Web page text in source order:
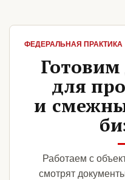
ФЕДЕРАЛЬНАЯ ПРАКТИКА
для
и
Работаем с
смотрят